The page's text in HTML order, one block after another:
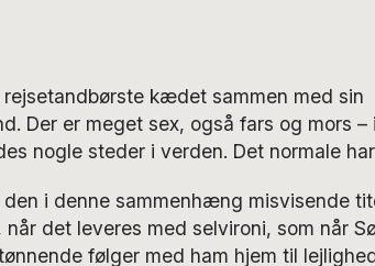
rejsetandbørste kædet sammen med sin
Der er meget sex, også fars og mors
nogle steder i verden. Det normale
i denne sammenhæng misvisende
når det leveres med selvironi, som når
følger med ham hjem til